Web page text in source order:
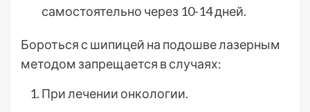
самостоятельно через 10-14 дней.
Бороться с шипицей на подошве лазерным
методом запрещается в случаях:
При лечении онкологии.